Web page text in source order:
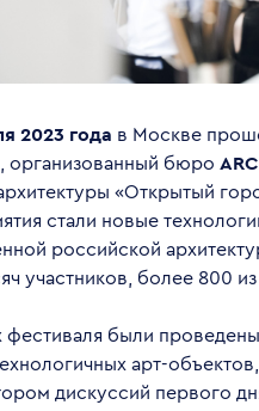
2023 года в Москве
, организованный бюро
«Открытый
стали новые
российской
участников, более 800
фестиваля были
арт-
дискуссий первого